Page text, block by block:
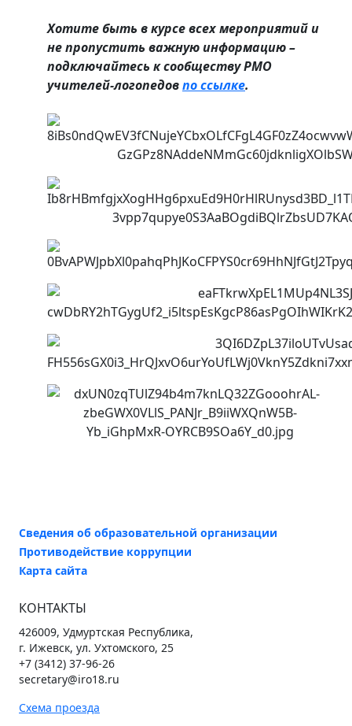
Хотите быть в курсе всех мероприятий и
не пропустить важную информацию –
подключайтесь к сообществу РМО
учителей-логопедовпо ссылке.
Сведения об образовательной организации
Противодействие коррупции
Карта сайта
КОНТАКТЫ
426009, Удмуртская Республика,
г. Ижевск, ул. Ухтомского, 25
+7 (3412) 37-96-26
secretary@iro18.ru
Схема проезда